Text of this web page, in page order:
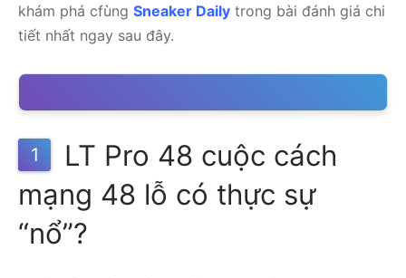
khám phá cfùng Sneaker Daily trong bài đánh giá chi
tiết nhất ngay sau đây.
1
LT Pro 48 cuộc cách
mạng 48 lỗ có thực sự
“nổ”?